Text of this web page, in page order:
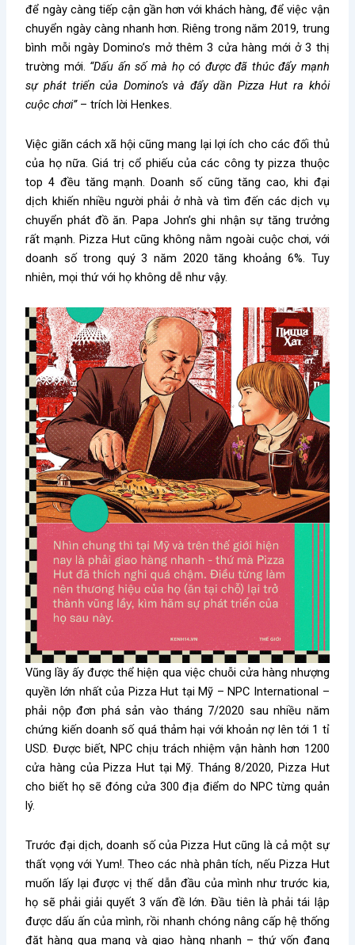
để ngày càng tiếp cận gần hơn với khách hàng, để việc vận
chuyển ngày càng nhanh hơn. Riêng trong năm 2019, trung
bình mỗi ngày Domino’s mở thêm 3 cửa hàng mới ở 3 thị
trường mới. “Dấu ấn số mà họ có được đã thúc đẩy mạnh
sự phát triển của Domino’s và đẩy dần Pizza Hut ra khỏi
cuộc chơi”– trích lời Henkes.
Việc giãn cách xã hội cũng mang lại lợi ích cho các đối thủ
của họ nữa. Giá trị cổ phiếu của các công ty pizza thuộc
top 4 đều tăng mạnh. Doanh số cũng tăng cao, khi đại
dịch khiến nhiều người phải ở nhà và tìm đến các dịch vụ
chuyển phát đồ ăn. Papa John’s ghi nhận sự tăng trưởng
rất mạnh. Pizza Hut cũng không nằm ngoài cuộc chơi, với
doanh số trong quý 3 năm 2020 tăng khoảng 6%. Tuy
nhiên, mọi thứ với họ không dễ như vậy.
Vũng lầy ấy được thể hiện qua việc chuỗi cửa hàng nhượng
quyền lớn nhất của Pizza Hut tại Mỹ – NPC International –
phải nộp đơn phá sản vào tháng 7/2020 sau nhiều năm
chứng kiến doanh số quá thảm hại với khoản nợ lên tới 1 tỉ
USD. Được biết, NPC chịu trách nhiệm vận hành hơn 1200
cửa hàng của Pizza Hut tại Mỹ. Tháng 8/2020, Pizza Hut
cho biết họ sẽ đóng cửa 300 địa điểm do NPC từng quản
lý.
Trước đại dịch, doanh số của Pizza Hut cũng là cả một sự
thất vọng với Yum!. Theo các nhà phân tích, nếu Pizza Hut
muốn lấy lại được vị thế dẫn đầu của mình như trước kia,
họ sẽ phải giải quyết 3 vấn đề lớn. Đầu tiên là phải tái lập
được dấu ấn của mình, rồi nhanh chóng nâng cấp hệ thống
đặt hàng qua mạng và giao hàng nhanh – thứ vốn đang